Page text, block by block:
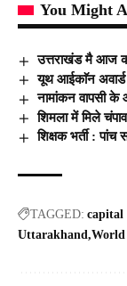
You Might
उत्तराखंड मै आज
यूथ आईकाॅन अवार्ड
नामांकन वापसी के
शिमला में मिले
शिक्षक भर्ती :
TAGGED: capital
Uttarakhand World